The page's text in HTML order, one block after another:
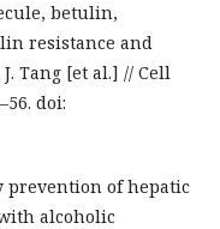
betulin,
resistance and
Tang [et al.] // Cell
doi:
prevention of hepatic
alcoholic